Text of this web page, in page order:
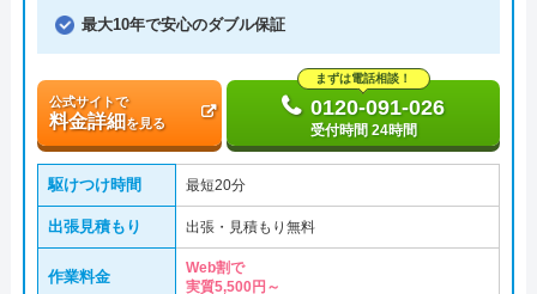
最大10年で安心のダブル保証
公式サイトで
料金詳細を見る
まずは電話相談！
0120-091-026
受付時間 24時間
駆けつけ時間 最短20分
出張見積もり 出張・見積もり無料
作業料金
Web割で
実質5,500円～